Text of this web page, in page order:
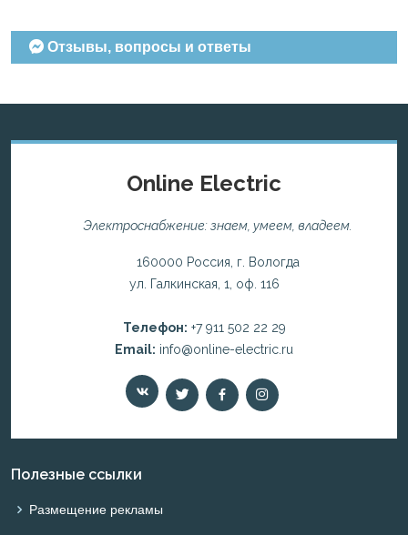
Отзывы, вопросы и ответы
Online Electric
Электроснабжение: знаем, умеем, владеем.
160000 Россия, г. Вологда
ул. Галкинская, 1, оф. 116
Телефон: +7 911 502 22 29
Email: info@online-electric.ru
Полезные ссылки
Размещение рекламы